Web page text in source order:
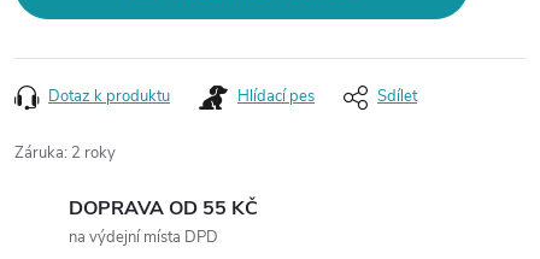
Dotaz k produktu Hlídací pes Sdílet
Záruka: 2 roky
DOPRAVA OD 55 KČ
na výdejní místa DPD